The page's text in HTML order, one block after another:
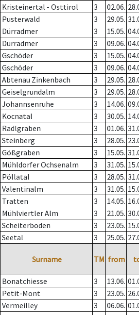
Kristeinertal - Osttirol 3 02.06.
Pusterwald 3 29.05.
Dürradmer 3 15.05.
Dürradmer 3 09.06.
Gschöder 3 15.05.
Gschöder 3 09.06.
Abtenau Zinkenbach 3 29.05.
Geiselgrundalm 3 29.05.
Johannsenruhe 3 14.06.
Kocnatal 3 30.05.
Radlgraben 3 01.06.
Steinberg 3 28.05.
Gößgraben 3 15.05.
Mühldorfer Ochsenalm 3 31.05.
Pöllatal 3 28.05.
Valentinalm 3 31.05.
Tratten 3 14.05.
Mühlviertler Alm 3 21.05.
Scheiterboden 3 23.05.
Seetal 3 25.05.
Surname TM from
Bonatchiesse 3 13.06.
Petit-Mont 3 23.05.
Vermeilley 3 06.06.